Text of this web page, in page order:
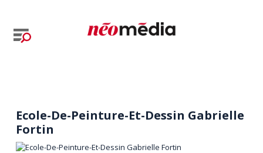
Ecole-De-Peinture-Et-Dessin Gabrielle
Fortin